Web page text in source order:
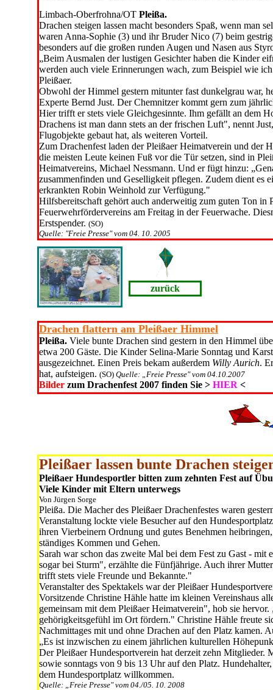
Limbach-Oberfrohna/OT Pleißa.
Drachen steigen lassen macht besonders Spaß, wenn man
waren Anna-Sophie (3) und ihr Bruder Nico (7) beim
besonders auf die großen runden Augen und Nasen aus
„Beim Ausmalen der lustigen Gesichter haben die Kinder
werden auch viele Erinnerungen wach, zum Beispiel wie
Pleißaer.
Obwohl der Himmel gestern mitunter fast dunkelgrau war,
Experte Bernd Just. Der Chemnitzer kommt gern zum
Hier trifft er stets viele Gleichgesinnte. Ihm gefällt an dem
Drachens ist man dann stets an der frischen Luft", nennt
Flugobjekte gebaut hat, als weiteren Vorteil.
Zum Drachenfest laden der Pleißaer Heimatverein und der
die meisten Leute keinen Fuß vor die Tür setzen, sind in
Heimatvereins, Michael Nessmann. Und er fügt hinzu:
zusammenfinden und Geselligkeit pflegen. Zudem dient
erkrankten Robin Weinhold zur Verfügung."
Hilfsbereitschaft gehört auch anderweitig zum guten Ton in
Feuerwehrfördervereins am Freitag in der Feuerwache.
Erstspender. (SO)
Quelle: "Freie Presse" vom 04. 10. 2005
zurück
Drachen flattern am Pleißaer Himmel
Pleißa. Viele bunte Drachen sind gestern in den Himmel
etwa 200 Gäste. Die Kin­der Selina-Marie Sonntag und
ausgezeichnet. Einen Preis bekam außerdem Willy Aurich.
hat, aufsteigen. (SO) Quelle: „Freie Presse" vom 04.10.2007
Bilder zum Drachenfest 2007 finden Sie > HIER <
Pleißaer lassen bunte Drachen
Pleißaer Hundesportler bitten zum zehnten Fest auf
Viele Kinder mit Eltern unterwegs
Von Jürgen Sorge
Pleißa. Die Macher des Pleißaer Drachenfestes waren
Veranstaltung lockte viele Besu­cher auf den
ihren Vierbeinern Ordnung und gutes Beneh­men
ständiges Kommen und Ge­hen.
Sarah war schon das zweite Mal bei dem Fest zu Gast -
sogar bei Sturm", erzählte die Fünfjährige. Auch ihrer
trifft stets viele Freunde und Bekannte."
Veranstalter des Spektakels war der Pleißaer
Vorsit­zende Christine Hähle hatte im klei­nen Vereinshaus
gemeinsam mit dem Pleißaer Heimatverein", hob sie
gehörigkeitsgefühl im Ort fördern." Christine Hähle freute
Nachmittages mit und ohne Drachen auf den Platz kamen.
„Es ist inzwischen zu einem jährli­chen kulturellen
Der Pleißaer Hundesportverein hat derzeit zehn
sowie sonntags von 9 bis 13 Uhr auf den Platz.
dem Hundesport­platz willkommen.
Quelle: „Freie Presse" vom 04./05. 10. 2008